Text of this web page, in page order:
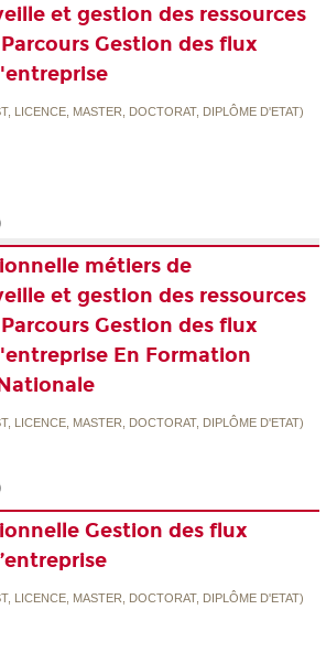
et gestion des ressources
Gestion des flux
LICENCE, MASTER, DOCTORAT, DIPLÔME D'ETAT)
métiers de
et gestion des ressources
Gestion des flux
En Formation
LICENCE, MASTER, DOCTORAT, DIPLÔME D'ETAT)
Gestion des flux
LICENCE, MASTER, DOCTORAT, DIPLÔME D'ETAT)